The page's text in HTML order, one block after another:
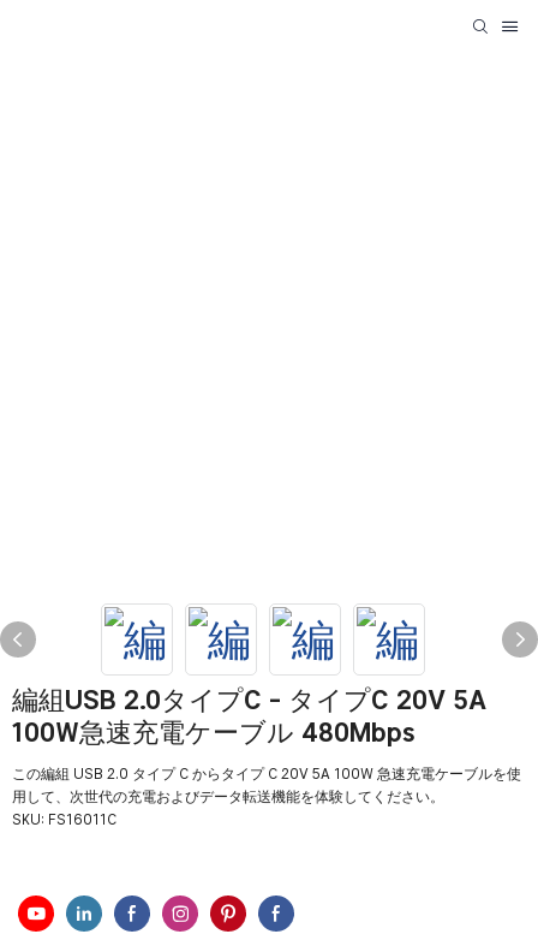
編組USB 2.0タイプC - タイプC 20V 5A
100W急速充電ケーブル 480Mbps
この編組 USB 2.0 タイプ C からタイプ C 20V 5A 100W 急速充電ケーブルを使
用して、次世代の充電およびデータ転送機能を体験してください。
SKU: FS16011C